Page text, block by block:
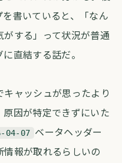
書いていると、「なん
する」って状況が普通
直結する話だ。
ャッシュが思ったより
因が特定できずにいた
04-07 ベータヘッダー
報が取れるらしいの